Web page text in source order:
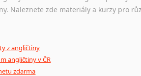
pro překladatele
Naleznete zde materiály a kurzy pro
z angličtiny
angličtiny v ČR
zdarma